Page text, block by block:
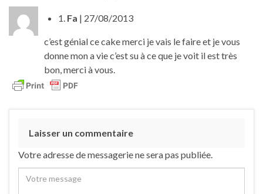
1. Fa | 27/08/2013
c’est génial ce cake merci je vais le faire et je vous
donne mon a vie c’est su à ce que je voit il est très
bon, merci à vous.
Laisser un commentaire
Votre adresse de messagerie ne sera pas publiée.